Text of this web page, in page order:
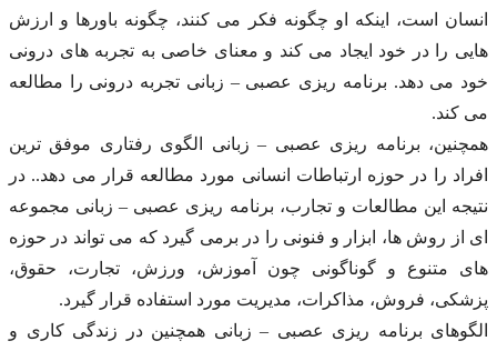
انسان است، اینکه او چگونه فکر می کنند، چگونه باورها و ارزش
هایی را در خود ایجاد می کند و معنای خاصی به تجربه های درونی
خود می دهد. برنامه ریزی عصبی – زبانی تجربه درونی را مطالعه
می کند.
همچنین، برنامه ریزی عصبی – زبانی الگوی رفتاری موفق ترین
افراد را در حوزه ارتباطات انسانی مورد مطالعه قرار می دهد.. در
نتیجه این مطالعات و تجارب، برنامه ریزی عصبی – زبانی مجموعه
ای از روش ها، ابزار و فنونی را در برمی گیرد که می تواند در حوزه
های متنوع و گوناگونی چون آموزش، ورزش، تجارت، حقوق،
پزشکی، فروش، مذاکرات، مدیریت مورد استفاده قرار گیرد.
الگوهای برنامه ریزی عصبی – زبانی همچنین در زندگی کاری و